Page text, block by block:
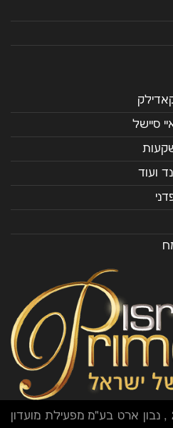
כל הזכויות שמורות © 2026 , נבון ארט בע"מ מפעילת מועדון